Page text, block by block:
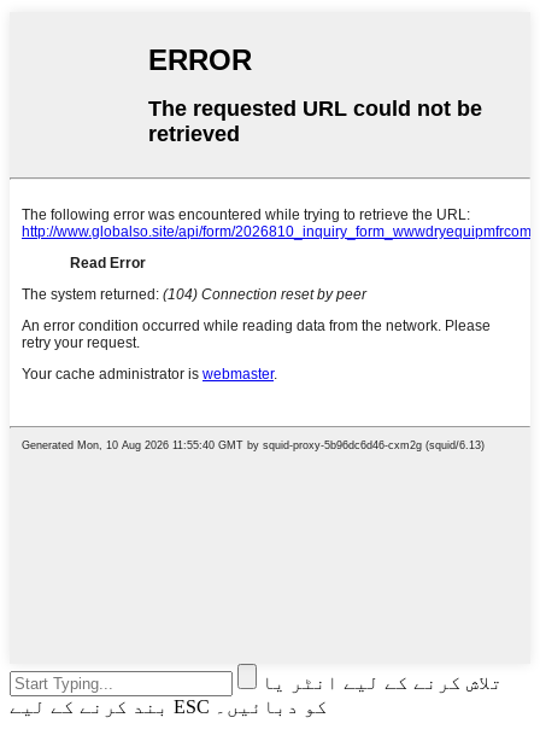
تلاش کرنے کے لیے انٹر یا
بند کرنے کے لیے ESC کو دبائیں۔